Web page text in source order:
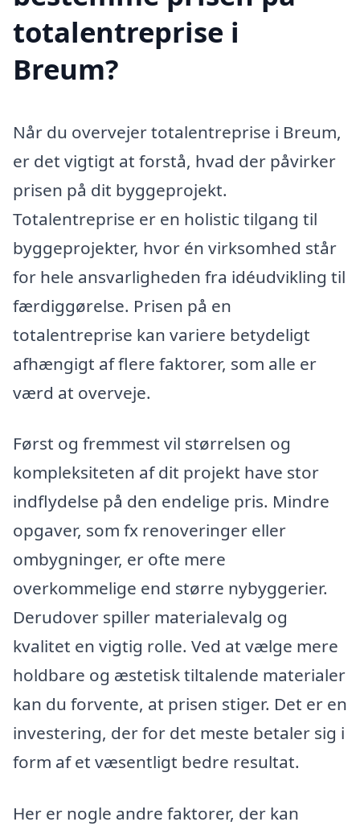
totalentreprise i
Breum?
Når du overvejer totalentreprise i Breum,
er det vigtigt at forstå, hvad der påvirker
prisen på dit byggeprojekt.
Totalentreprise er en holistic tilgang til
byggeprojekter, hvor én virksomhed står
for hele ansvarligheden fra idéudvikling til
færdiggørelse. Prisen på en
totalentreprise kan variere betydeligt
afhængigt af flere faktorer, som alle er
værd at overveje.
Først og fremmest vil størrelsen og
kompleksiteten af dit projekt have stor
indflydelse på den endelige pris. Mindre
opgaver, som fx renoveringer eller
ombygninger, er ofte mere
overkommelige end større nybyggerier.
Derudover spiller materialevalg og
kvalitet en vigtig rolle. Ved at vælge mere
holdbare og æstetisk tiltalende materialer
kan du forvente, at prisen stiger. Det er en
investering, der for det meste betaler sig i
form af et væsentligt bedre resultat.
Her er nogle andre faktorer, der kan